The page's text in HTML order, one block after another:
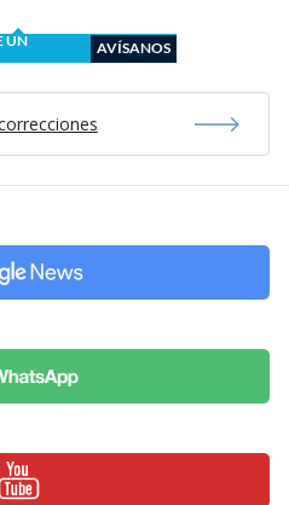
UN
AVÍSANOS